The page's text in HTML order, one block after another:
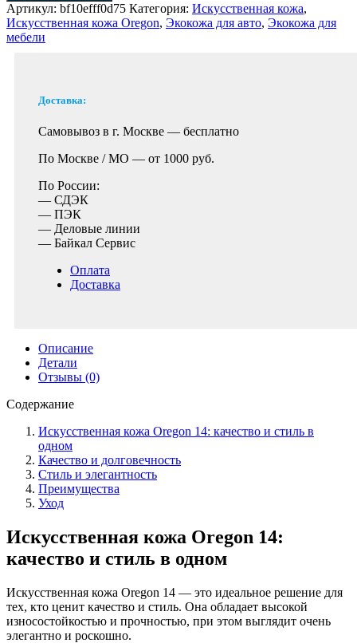
Артикул: bf10efff0d75 Категория: Искусственная кожа,
Искусственная кожа Oregon, Экокожа для авто, Экокожа для
мебели
Доставка:
Самовывоз в г. Москве — бесплатно
По Москве / МО — от 1000 руб.
По России:
— СДЭК
— ПЭК
— Деловые линии
— Байкал Сервис
Оплата
Доставка
Описание
Детали
Отзывы (0)
Содержание
Искусственная кожа Oregon 14: качество и стиль в
одном
Качество и долговечность
Стиль и элегантность
Преимущества
Уход
Искусственная кожа Oregon 14:
качество и стиль в одном
Искусственная кожа Oregon 14 — это идеальное решение для
тех, кто ценит качество и стиль. Она обладает высокой
износостойкостью и прочностью, при этом выглядит очень
элегантно и роскошно.